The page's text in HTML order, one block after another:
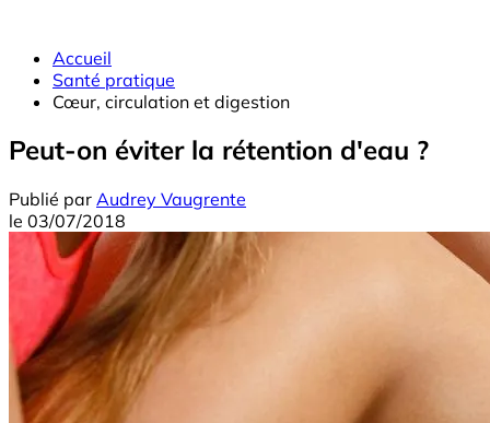
Accueil
Santé pratique
Cœur, circulation et digestion
Peut-on éviter la rétention d'eau ?
Publié par Audrey Vaugrente
le 03/07/2018